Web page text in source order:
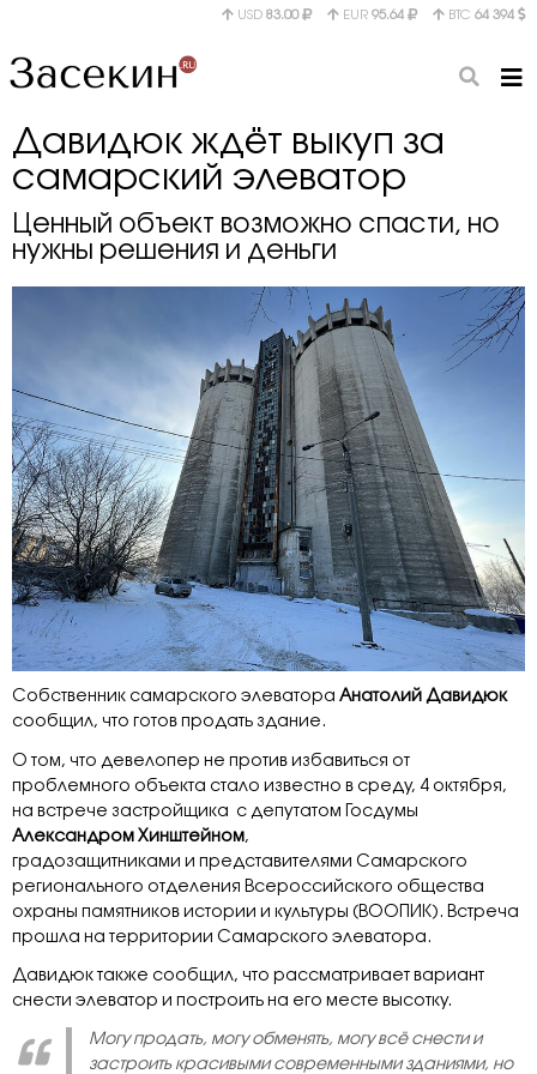
USD 83.00 EUR 95.64 BTC 64 394
Давидюк ждёт выкуп за
самарский элеватор
Ценный объект возможно спасти, но
нужны решения и деньги
Собственник самарского элеватора Анатолий Давидюк
сообщил, что готов продать здание.
О том, что девелопер не против избавиться от
проблемного объекта стало известно в среду, 4 октября,
на встрече застройщика с депутатом Госдумы
Александром Хинштейном,
градозащитниками и представителями Самарского
регионального отделения Всероссийского общества
охраны памятников истории и культуры (ВООПИК). Встреча
прошла на территории Самарского элеватора.
Давидюк также сообщил, что рассматривает вариант
снести элеватор и построить на его месте высотку.
Могу продать, могу обменять, могу всё снести и
застроить красивыми современными зданиями, но